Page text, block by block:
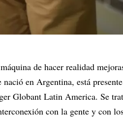
de hacer realidad
en Argentina, está
Globant Latin America. Se
con la gente y con